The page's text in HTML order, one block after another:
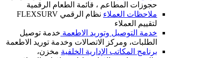
حجوزات المطاعم ، قائمة الطعام الرقمية
ملاحظات العملاء
نظام الرقمي FLEXSURV
لتقييم العملاء
خدمة التوصيل وتوريد الاطعمة خدمة توصيل
الطلبات، ومركز الاتصالات وخدمة توريد الاطعمة
برنامج المكاتب الإدارية الخلفية مخزن،